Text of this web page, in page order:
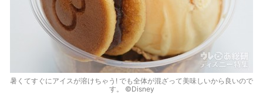
暑くてすぐにアイスが溶けちゃう! でも全体が混ざって美味しいから良いので
す。 ©Disney